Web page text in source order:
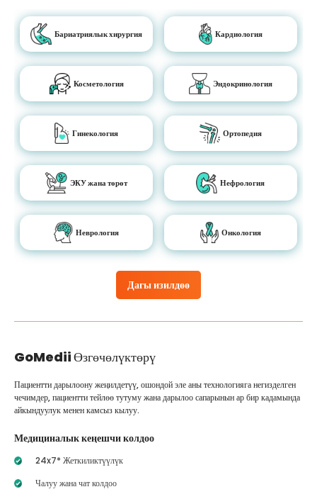
Дагы изилдөө
Бариатриялык хирургия Кардиология
Косметология Эндокринология
Гинекология Ортопедия
ЭКУ жана төрөт Нефрология
Неврология Онкология
GoMediiӨзгөчөлүктөрү
Пациентти дарылоону жеңилдетүү, ошондой эле аны технологияга негизделген
чечимдер, пациентти тейлөө тутуму жана дарылоо сапарынын ар бир кадамында
айкындуулук менен камсыз кылуу.
Медициналык кеңешчи колдоо
24x7* Жеткиликтүүлүк
Чалуу жана чат колдоо